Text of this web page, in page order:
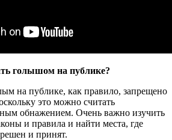
голышом на публике?
на публике, как правило, запрещено
это можно считать
обнажением. Очень важно изучить
и правила и найти места, где
и принят.